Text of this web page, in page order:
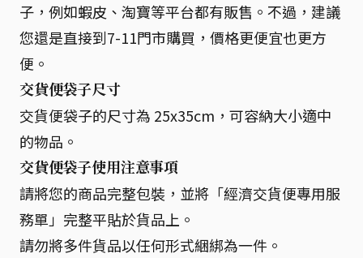
子，例如蝦皮、淘寶等平台都有販售。不過，建議
您還是直接到7-11門市購買，價格更便宜也更方
便。
交貨便袋子尺寸
交貨便袋子的尺寸為 25x35cm，可容納大小適中
的物品。
交貨便袋子使用注意事項
請將您的商品完整包裝，並將「經濟交貨便專用服
務單」完整平貼於貨品上。
請勿將多件貨品以任何形式綑綁為一件。